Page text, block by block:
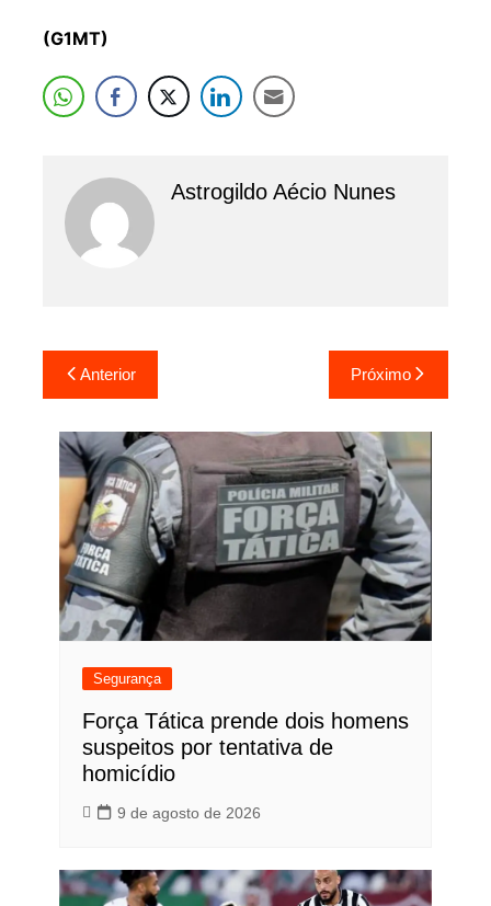
(G1MT)
Astrogildo Aécio Nunes
Navegação
de
Post
Anterior Próximo
Segurança
Força Tática prende dois homens
suspeitos por tentativa de
homicídio
9 de agosto de 2026